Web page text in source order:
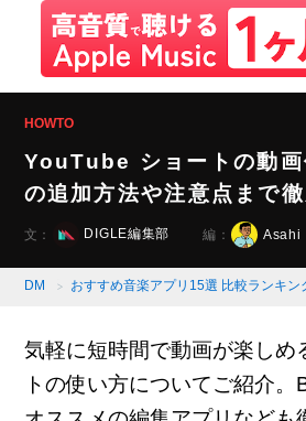
HOWTO
YouTube ショートの動画
の追加方法や注意点まで
文： DIGLE編集部 編： Asahi
DM おすすめ音楽アプリ15選 比較ランキン
気軽に短時間で動画が楽しめ
トの使い方についてご紹介